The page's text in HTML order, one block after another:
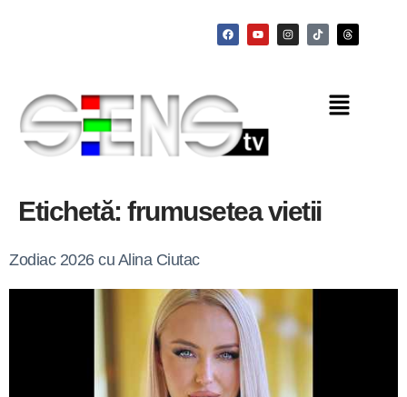
Etichetă: frumusetea vietii
Zodiac 2026 cu Alina Ciutac